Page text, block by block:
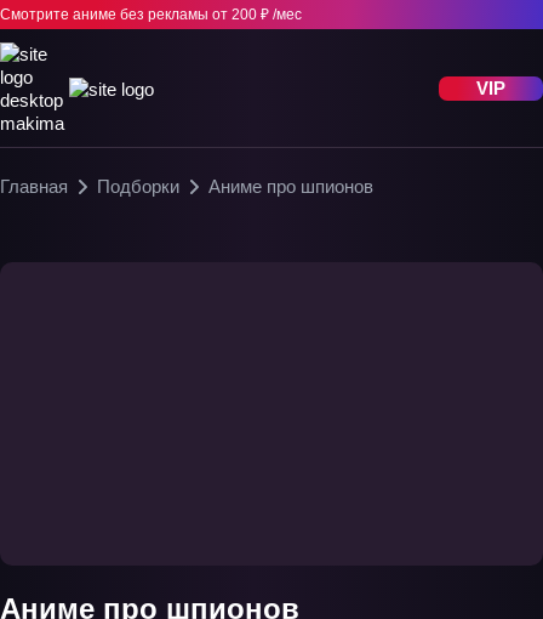
Смотрите аниме без рекламы от 200 ₽ /мес
VIP
Главная Подборки Аниме про шпионов
Аниме про шпионов